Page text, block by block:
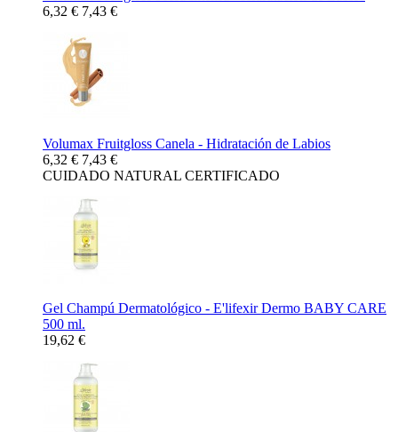
6,32 € 7,43 €
Volumax Fruitgloss Canela - Hidratación de Labios
6,32 € 7,43 €
CUIDADO NATURAL CERTIFICADO
Gel Champú Dermatológico - E'lifexir Dermo BABY CARE
500 ml.
19,62 €